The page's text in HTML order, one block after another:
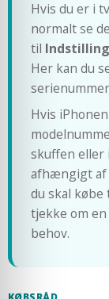
Hvis du er i
normalt se
til
Her kan du
Hvis
skuffen eller
afhængigt af
du skal
tjekke om
behov.